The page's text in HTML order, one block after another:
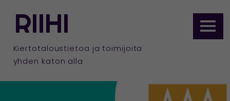
Siirry
sisältöön
RIIHI ETUSIVULLE
Kiertotaloustietoa ja toimijoita
yhden katon alla